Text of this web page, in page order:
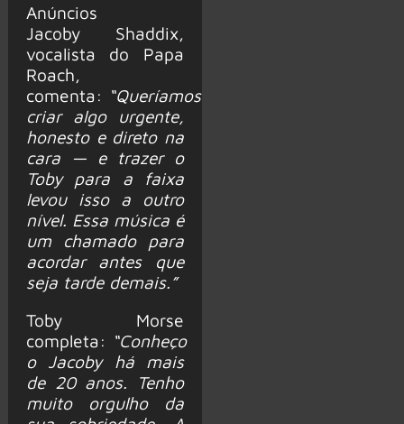
Anúncios
Jacoby Shaddix,
vocalista do Papa
Roach,
comenta: “Queríamos
criar algo urgente,
honesto e direto na
cara — e trazer o
Toby para a faixa
levou isso a outro
nível. Essa música é
um chamado para
acordar antes que
seja tarde demais.”
Toby Morse
completa: “Conheço
o Jacoby há mais
de 20 anos. Tenho
muito orgulho da